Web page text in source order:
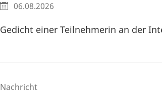
06.08.2026
Gedicht einer Teilnehmerin an der
Nachricht